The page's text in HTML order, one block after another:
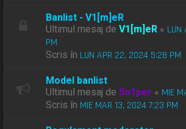
Banlist - V1[m]eR
Ultimul mesaj deV1[m]eR «
PM
Scris în LUN APR 22, 2024 5:28 PM
Model banlist
Ultimul mesaj deSn1per « MIE
Scris în MIE MAR 13, 2024 7:23 PM